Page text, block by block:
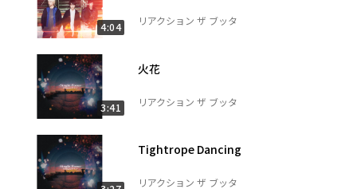
4:04 リアクション ザ ブッタ
3:41
火花
リアクション ザ ブッタ
Tightrope Dancing
リアクション ザ ブッタ